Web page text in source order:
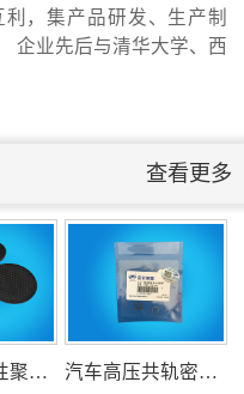
保科技有限公司能源
，集产品研发、生产制
企业先后与清华大学、西
查看更多
桥梁支座改性聚四氟乙烯滑板 汽车高压共轨密封圈